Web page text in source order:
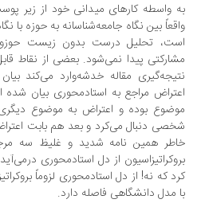
واسطه کارهای میدانی خود از زیر پوست
بین نگاه جامعه‌شناسانه به حوزه با نگاه
تحلیل درست بدون زیست حوزوی و
پیدا نمی‌شود. بعضی از نقاط قابل نقد
مقاله خدشه‌وارد می‌کند بیان
مراجع به استادمحوری بیان شده
بوده و اعتراض به موضوع دیگری
دنبال می‌کرد و بعد هم بابت اعتراض
همین نامه شدید و غلیظ سه مرجع،
از دل استادمحوری درمی‌آید، اما
که نه! از دل استادمحوری لزوماً
مدل دانشگاهی فاصله دارد.